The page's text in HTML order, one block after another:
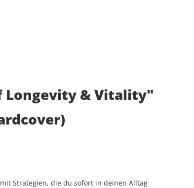
Longevity & Vitality"
Strategien, die du sofort in deinen Alltag